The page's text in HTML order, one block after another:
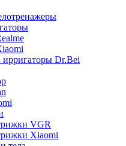
Dr.Bei
VGR
Xiaomi